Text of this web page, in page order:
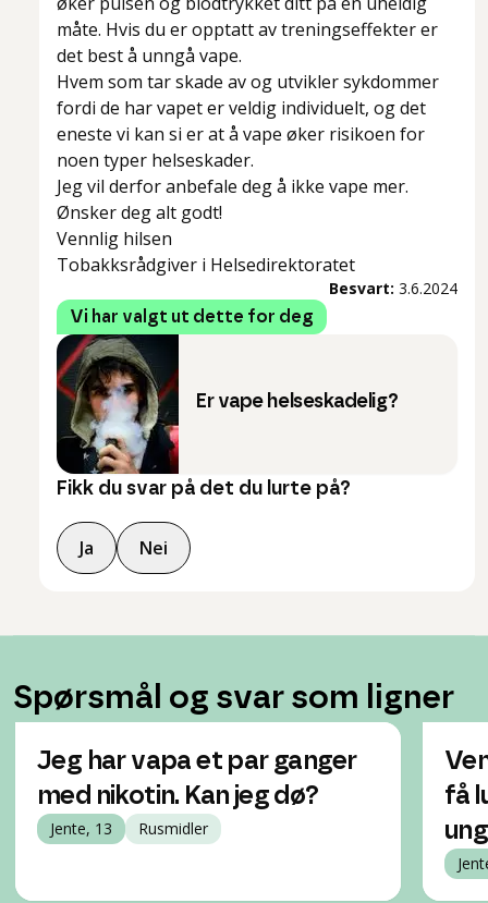
måte. Hvis du er opptatt av treningseffekter er
det best å unngå vape.
Hvem som tar skade av og utvikler sykdommer
fordi de har vapet er veldig individuelt, og det
eneste vi kan si er at å vape øker risikoen for
noen typer helseskader.
Jeg vil derfor anbefale deg å ikke vape mer.
Ønsker deg alt godt!
Vennlig hilsen
Tobakksrådgiver i Helsedirektoratet
Besvart: 3.6.2024
Vi har valgt ut dette for deg
Er vape helseskadelig?
Fikk du svar på det du lurte på?
Ja Nei
Spørsmål og svar som ligner
Jeg har vapa et par ganger
med nikotin. Kan jeg dø?
Jente, 13 Rusmidler
få